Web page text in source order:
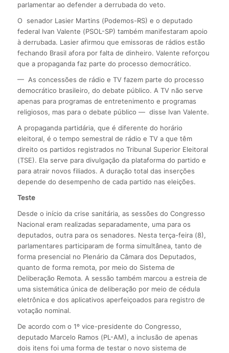
parlamentar ao defender a derrubada do veto.
O senador Lasier Martins (Podemos-RS) e o deputado
federal Ivan Valente (PSOL-SP) também manifestaram apoio
à derrubada. Lasier afirmou que emissoras de rádios estão
fechando Brasil afora por falta de dinheiro. Valente reforçou
que a propaganda faz parte do processo democrático.
— As concessões de rádio e TV fazem parte do processo
democrático brasileiro, do debate público. A TV não serve
apenas para programas de entretenimento e programas
religiosos, mas para o debate público — disse Ivan Valente.
A propaganda partidária, que é diferente do horário
eleitoral, é o tempo semestral de rádio e TV a que têm
direito os partidos registrados no Tribunal Superior Eleitoral
(TSE). Ela serve para divulgação da plataforma do partido e
para atrair novos filiados. A duração total das inserções
depende do desempenho de cada partido nas eleições.
Teste
Desde o início da crise sanitária, as sessões do Congresso
Nacional eram realizadas separadamente, uma para os
deputados, outra para os senadores. Nesta terça-feira (8),
parlamentares participaram de forma simultânea, tanto de
forma presencial no Plenário da Câmara dos Deputados,
quanto de forma remota, por meio do Sistema de
Deliberação Remota. A sessão também marcou a estreia de
uma sistemática única de deliberação por meio de cédula
eletrônica e dos aplicativos aperfeiçoados para registro de
votação nominal.
De acordo com o 1º vice-presidente do Congresso,
deputado Marcelo Ramos (PL-AM), a inclusão de apenas
dois itens foi uma forma de testar o novo sistema de